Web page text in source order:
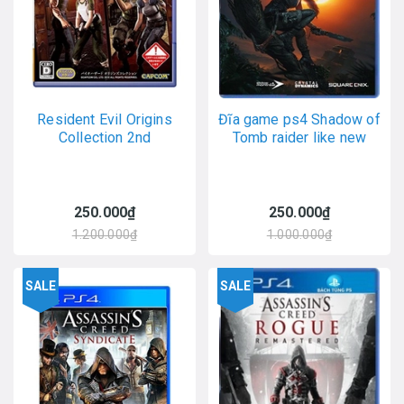
Resident Evil Origins
Collection 2nd
250.000₫
1.200.000₫
Đĩa game ps4 Shadow of
Tomb raider like new
250.000₫
1.000.000₫
SALE SALE